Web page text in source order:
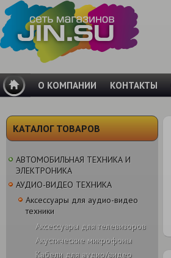
О КОМПАНИИ КОНТАКТЫ
КАТАЛОГ ТОВАРОВ
АВТОМОБИЛЬНАЯ ТЕХНИКА И
ЭЛЕКТРОНИКА
АУДИО-ВИДЕО ТЕХНИКА
Аксессуары для аудио-видео
техники
Аксессуары для телевизоров
Акустические микрофоны
Кабели для аудио/видео